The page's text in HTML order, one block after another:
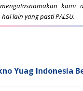
kami
lain yang pasti PALSU.
Yuag Indonesia